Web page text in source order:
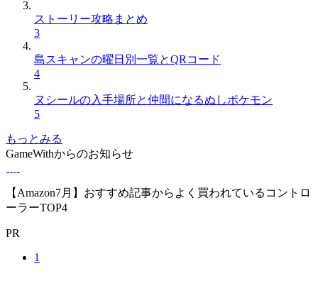
ストーリー攻略まとめ
3
島スキャンの曜日別一覧とQRコード
4
ヌシールの入手場所と仲間になるぬしポケモン
5
もっとみる
GameWithからのお知らせ
【Amazon7月】おすすめ記事からよく買われているコントロ
ーラーTOP4
PR
1